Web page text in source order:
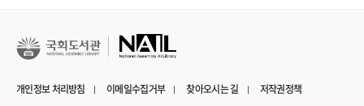
1. はじめに=61
2. サンクトㆍペテルブルク世界納稅者連盟大會での報告=61
4. 課稅最低限の問題=65
개인정보 처리방침 이메일수집거부 찾아오시는 길 저작권정책